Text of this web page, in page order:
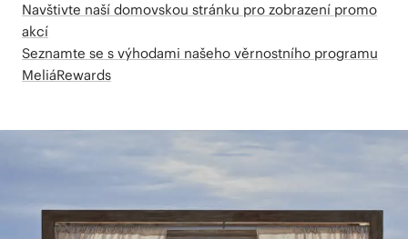
Navštivte naší domovskou stránku pro zobrazení promo
akcí
Seznamte se s výhodami našeho věrnostního programu
MeliáRewards